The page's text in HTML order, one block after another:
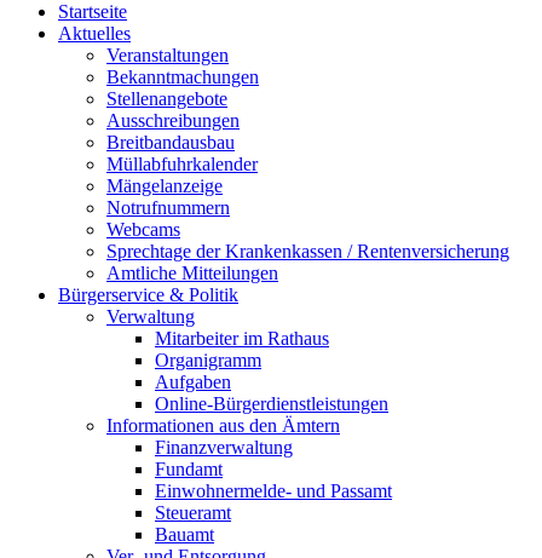
Startseite
Aktuelles
Veranstaltungen
Bekanntmachungen
Stellenangebote
Ausschreibungen
Breitbandausbau
Müllabfuhrkalender
Mängelanzeige
Notrufnummern
Webcams
Sprechtage der Krankenkassen / Rentenversicherung
Amtliche Mitteilungen
Bürgerservice & Politik
Verwaltung
Mitarbeiter im Rathaus
Organigramm
Aufgaben
Online-Bürgerdienstleistungen
Informationen aus den Ämtern
Finanzverwaltung
Fundamt
Einwohnermelde- und Passamt
Steueramt
Bauamt